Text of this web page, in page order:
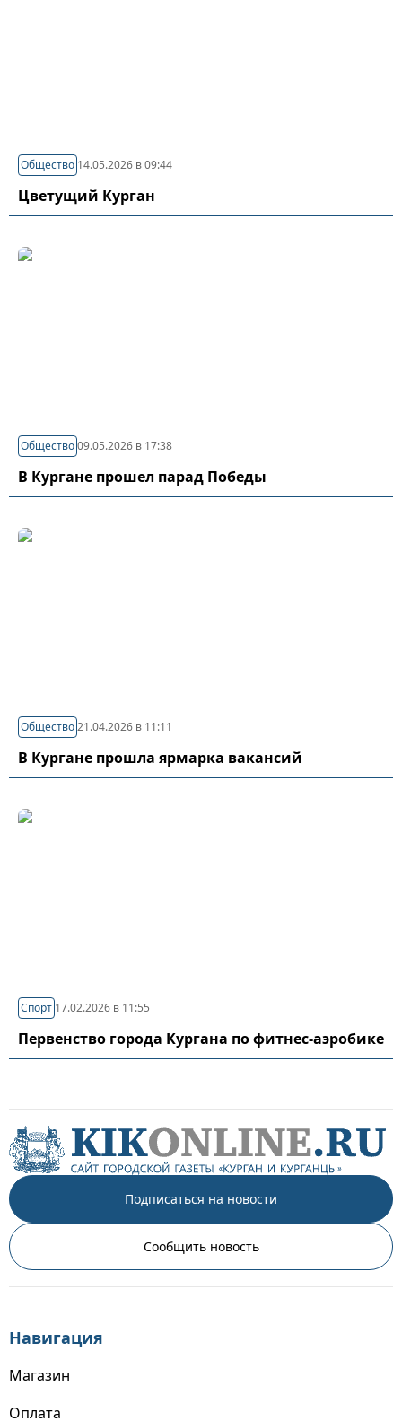
Общество 14.05.2026 в 09:44
Цветущий Курган
Общество09.05.2026 в 17:38
В Кургане прошел парад Победы
Общество21.04.2026 в 11:11
В Кургане прошла ярмарка вакансий
Спорт 17.02.2026 в 11:55
Первенство города Кургана по фитнес-аэробике
Подписаться на новости
Сообщить новость
Навигация
Магазин
Оплата